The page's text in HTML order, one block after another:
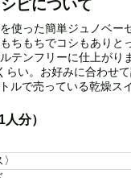
ピについて
使った簡単ジュノベー
ちもちでコシもありと
テンフリーに仕上がり
らい。お好みに合わせ
ルで売っている乾燥ス
人分）